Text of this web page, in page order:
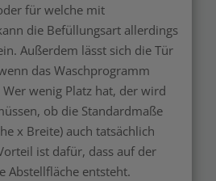
für welche mit
die Befüllungsart allerdings
Außerdem lässt sich die Tür
das Waschprogramm
wenig Platz hat, der wird
ob die Standardmaße
x Breite) auch tatsächlich
ist dafür, dass auf der
Abstellfläche entsteht.